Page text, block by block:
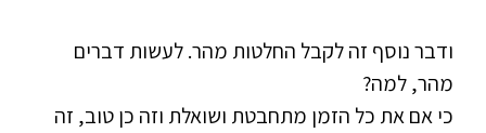
ודבר נוסף זה לקבל החלטות מהר. לעשות דברים
מהר, למה?
כי אם את כל הזמן מתחבטת ושואלת וזה כן טוב, זה